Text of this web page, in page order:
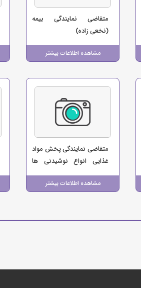
مشاهده اطلاعات بیشتر
متقاضی نمایندگی بیمه
(نخعی زاده)
مشاهده اطلاعات بیشتر
متقاضی نمایندگی پخش مواد
غذایی انواع نوشیدنی ها
(نصرتی)